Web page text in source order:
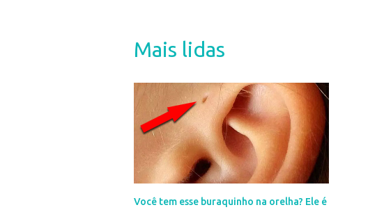
Mais lidas
Você tem esse buraquinho na orelha? Ele é